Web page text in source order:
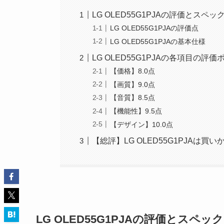
LG OLED55G1PJAの評価とスペック
LG OLED55G1PJAの評価点
LG OLED55G1PJAの基本仕様
LG OLED55G1PJAの各項目の評価
【価格】8.0点
【画質】9.0点
【音質】8.5点
【機能性】9.5点
【デザイン】10.0点
【総評】LG OLED55G1PJAは買い
LG OLED55G1PJAの評価とスペック